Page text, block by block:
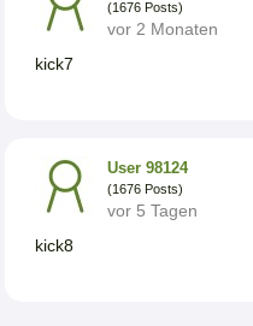
(1676 Posts)
vor 2 Monaten
kick7
User 98124
(1676 Posts)
vor 5 Tagen
kick8